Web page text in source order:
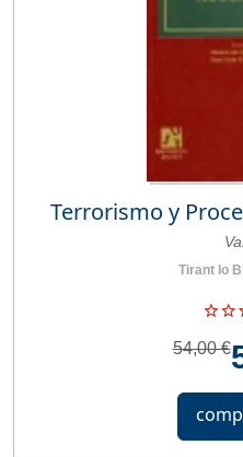
Terrorismo y
Tirant lo
54,00 €